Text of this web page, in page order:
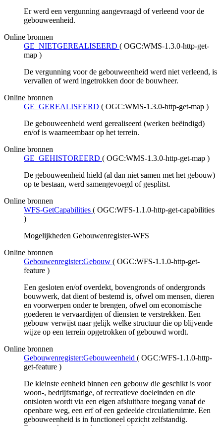
Er werd een vergunning aangevraagd of verleend voor de
gebouweenheid.
Online bronnen
GE_NIETGEREALISEERD ( OGC:WMS-1.3.0-http-get-
map )
De vergunning voor de gebouweenheid werd niet verleend, is
vervallen of werd ingetrokken door de bouwheer.
Online bronnen
GE_GEREALISEERD ( OGC:WMS-1.3.0-http-get-map )
De gebouweenheid werd gerealiseerd (werken beëindigd)
en/of is waarneembaar op het terrein.
Online bronnen
GE_GEHISTOREERD ( OGC:WMS-1.3.0-http-get-map )
De gebouweenheid hield (al dan niet samen met het gebouw)
op te bestaan, werd samengevoegd of gesplitst.
Online bronnen
WFS-GetCapabilities ( OGC:WFS-1.1.0-http-get-capabilities
)
Mogelijkheden Gebouwenregister-WFS
Online bronnen
Gebouwenregister:Gebouw ( OGC:WFS-1.1.0-http-get-
feature )
Een gesloten en/of overdekt, bovengronds of ondergronds
bouwwerk, dat dient of bestemd is, ofwel om mensen, dieren
en voorwerpen onder te brengen, ofwel om economische
goederen te vervaardigen of diensten te verstrekken. Een
gebouw verwijst naar gelijk welke structuur die op blijvende
wijze op een terrein opgetrokken of gebouwd wordt.
Online bronnen
Gebouwenregister:Gebouweenheid ( OGC:WFS-1.1.0-http-
get-feature )
De kleinste eenheid binnen een gebouw die geschikt is voor
woon-, bedrijfsmatige, of recreatieve doeleinden en die
ontsloten wordt via een eigen afsluitbare toegang vanaf de
openbare weg, een erf of een gedeelde circulatieruimte. Een
gebouweenheid is in functioneel opzicht zelfstandig.